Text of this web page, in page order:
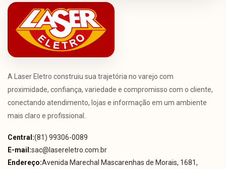
A Laser Eletro construiu sua trajetória no varejo com
proximidade, confiança, variedade e compromisso com o cliente,
conectando atendimento, lojas e informação em um ambiente
mais claro e profissional.
Central:(81) 99306-0089
E-mail:sac@lasereletro.com.br
Endereço:Avenida Marechal Mascarenhas de Morais, 1681,